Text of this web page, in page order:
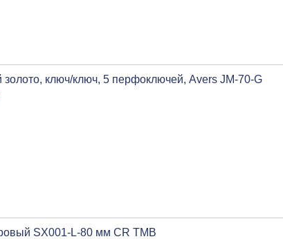
золото, ключ/ключ, 5 перфоключей, Avers JM-70-G
SX001-L-80 мм CR ТМВ